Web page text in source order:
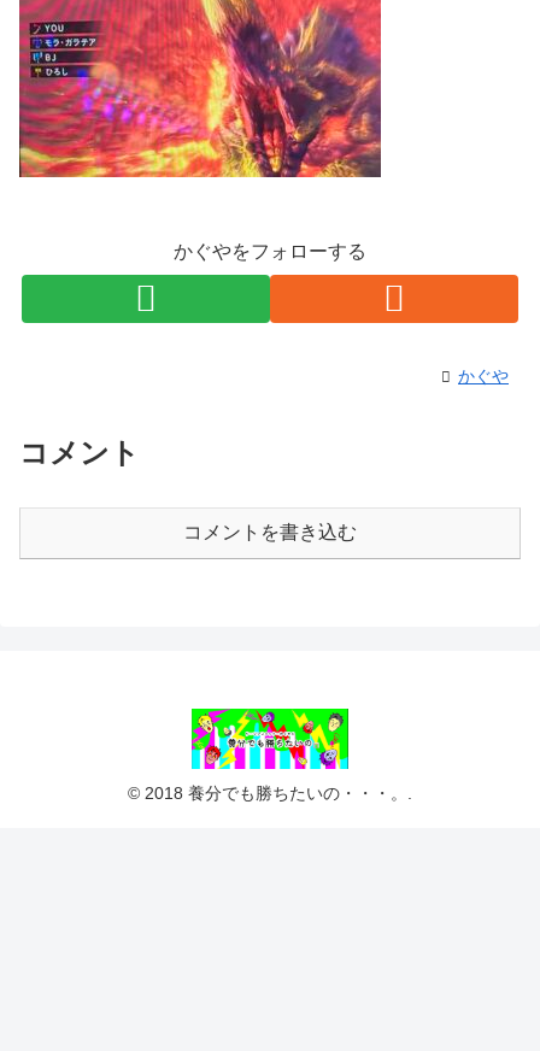
かぐやをフォローする
かぐや
コメント
コメントを書き込む
© 2018 養分でも勝ちたいの・・・。.